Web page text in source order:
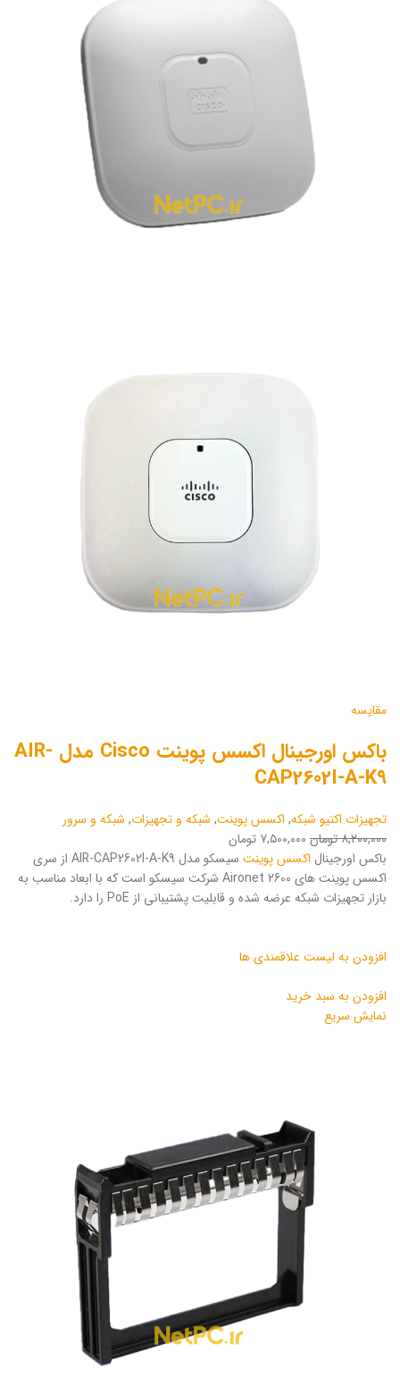
مقایسه
باکس اورجینال اکسس پوینت Cisco مدل AIR-
CAP2602I-A-K9
تجهیزات اکتیو شبکه, اکسس پوینت, شبکه و تجهیزات, شبکه و سرور
۸,۲۰۰,۰۰۰ تومان
۷,۵۰۰,۰۰۰ تومان
باکس اورجینال اکسس پوینت
سیسکو مدل AIR-CAP2602I-A-K9 از سری
اکسس پوینت های Aironet 2600 شرکت سیسکو است که با ابعاد مناسب به
بازار تجهیزات شبکه عرضه شده و قابلیت پشتیبانی از PoE را دارد.
افزودن به لیست علاقمندی ها
افزودن به سبد خرید
نمایش سریع